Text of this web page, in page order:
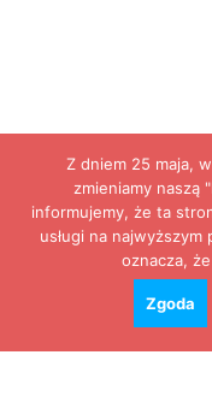
Z dniem 25 maja,
zmieniamy naszą
informujemy, że ta
usługi na
oznacza,
Zgoda